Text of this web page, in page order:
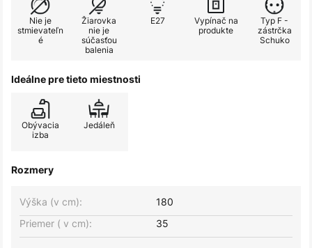
Nie je
stmievateľn
é
Žiarovka
nie je
súčasťou
balenia
E27
Vypínač na
produkte
Typ F -
zástrčka
Schuko
Ideálne pre tieto miestnosti
Obývacia
izba
Jedáleň
Rozmery
Výška (v cm):
180
Priemer ( v cm):
35